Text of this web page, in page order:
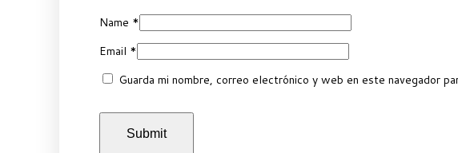
Name *
Email *
Guarda mi nombre, correo electrónico y web en este navegador